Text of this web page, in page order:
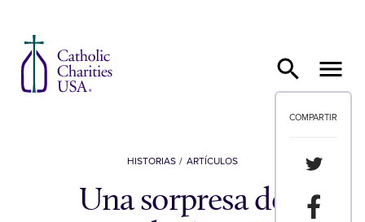
COMPARTIR
HISTORIAS ARTÍCULOS
Una sorpresa de